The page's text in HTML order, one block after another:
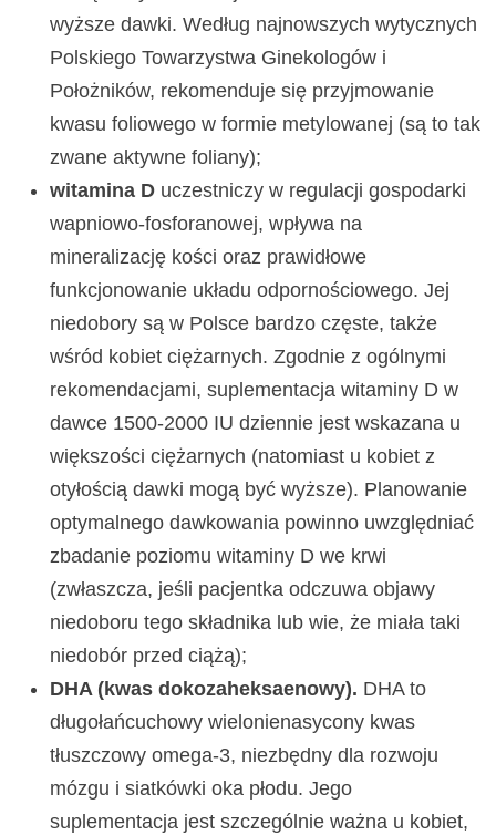
wyższe dawki. Według najnowszych wytycznych
Polskiego Towarzystwa Ginekologów i
Położników, rekomenduje się przyjmowanie
kwasu foliowego w formie metylowanej (są to tak
zwane aktywne foliany);
witamina D uczestniczy w regulacji gospodarki
wapniowo-fosforanowej, wpływa na
mineralizację kości oraz prawidłowe
funkcjonowanie układu odpornościowego. Jej
niedobory są w Polsce bardzo częste, także
wśród kobiet ciężarnych. Zgodnie z ogólnymi
rekomendacjami, suplementacja witaminy D w
dawce 1500-2000 IU dziennie jest wskazana u
większości ciężarnych (natomiast u kobiet z
otyłością dawki mogą być wyższe). Planowanie
optymalnego dawkowania powinno uwzględniać
zbadanie poziomu witaminy D we krwi
(zwłaszcza, jeśli pacjentka odczuwa objawy
niedoboru tego składnika lub wie, że miała taki
niedobór przed ciążą);
DHA (kwas dokozaheksaenowy). DHA to
długołańcuchowy wielonienasycony kwas
tłuszczowy omega-3, niezbędny dla rozwoju
mózgu i siatkówki oka płodu. Jego
suplementacja jest szczególnie ważna u kobiet,